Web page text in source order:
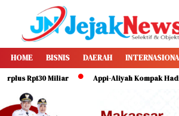
HOME BISNIS DAERAH
Rp130 Miliar Appi-Aliyah Kompak Hadiri